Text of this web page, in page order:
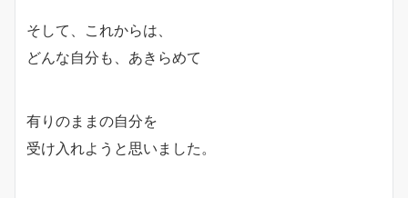
そして、これからは、
どんな自分も、あきらめて
有りのままの自分を
受け入れようと思いました。